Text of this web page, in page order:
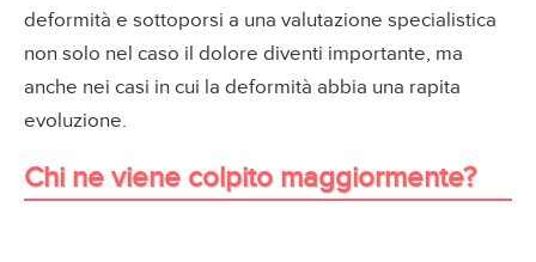
deformità e sottoporsi a una valutazione specialistica
non solo nel caso il dolore diventi importante, ma
anche nei casi in cui la deformità abbia una rapita
evoluzione.
Chi ne viene colpito maggiormente?